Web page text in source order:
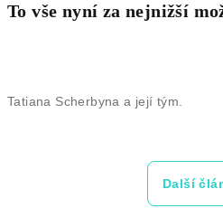
To vše nyní za nejnižší
Tatiana Scherbyna a její tým.
Další